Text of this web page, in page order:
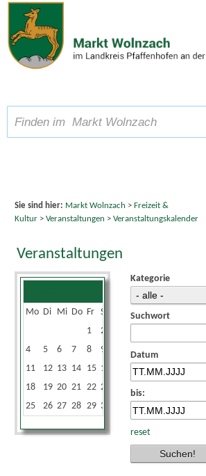
Zum Inhalt,zur Navigation
Schriftgröße A A A
Sie sind hier: Markt Wolnzach > Freizeit &
Kultur> Veranstaltungen > Veranstaltungskalender
Veranstaltungen
Mo Di Mi Do Fr Sa
1
2
4
5 6 7 8 9
11
12 13 14 15 16
18
19 20 21 22 23
25
26 27 28 29 30
Kategorie
Suchwort
Datum
bis:
reset